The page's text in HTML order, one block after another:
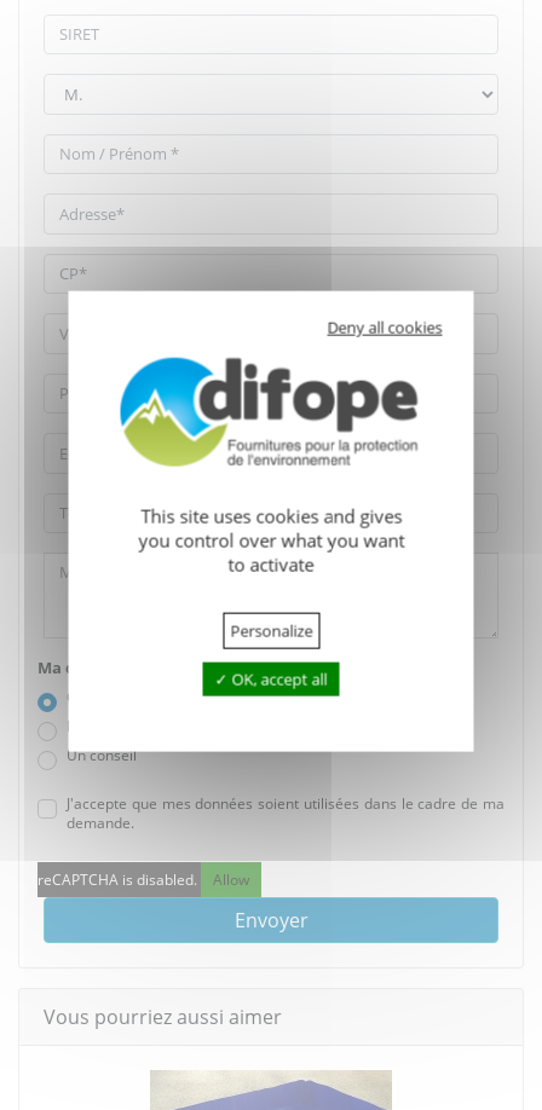
Ma demande concerne :
Ce produit
Plusieurs produits
Un conseil
J'accepte que mes données soient utilisées dans le cadre de ma
demande.
reCAPTCHA is disabled. Allow
Envoyer
Vous pourriez aussi aimer
Deny all cookies
This site uses cookies and gives
you control over what you want
to activate
Personalize
OK, accept all